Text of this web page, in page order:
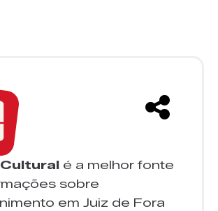
é a melhor fonte
sobre
em Juiz de Fora